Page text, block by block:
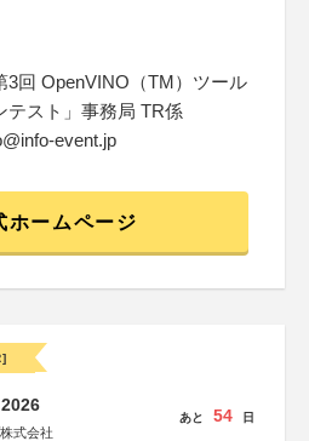
3回 OpenVINO（TM）ツール
テスト」事務局 TR係
event.jp
ホームページ
式会社
あと 54 日